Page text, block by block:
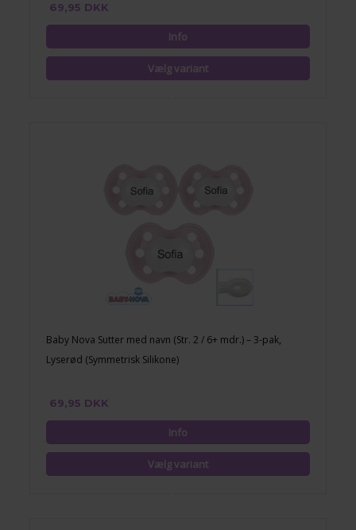
69,95 DKK
Baby Nova Sutter med navn (Str. 2 / 6+ mdr.) – 3-pak,
Lyserød (Symmetrisk Silikone)
69,95 DKK